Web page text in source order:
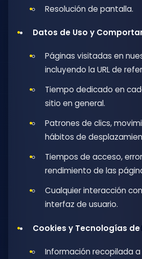
Resolución de pantalla.
Datos de Uso y
Páginas visitadas en
incluyendo la URL de
Tiempo dedicado en
sitio en general.
Patrones de clics,
hábitos de
Tiempos de acceso,
rendimiento de las
Cualquier interacción
interfaz de usuario.
Cookies y Tecnologías de
Información recopilada